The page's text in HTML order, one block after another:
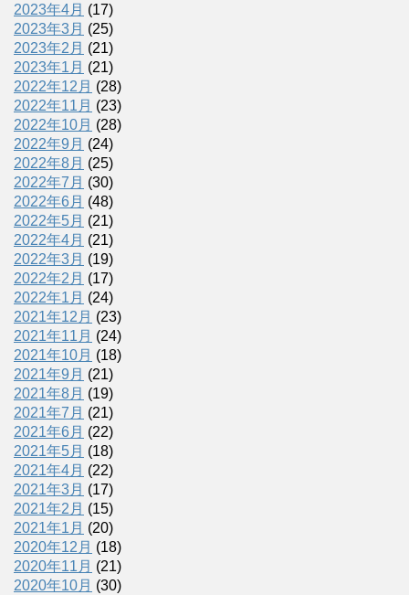
2023年4月 (17)
2023年3月 (25)
2023年2月 (21)
2023年1月 (21)
2022年12月 (28)
2022年11月 (23)
2022年10月 (28)
2022年9月 (24)
2022年8月 (25)
2022年7月 (30)
2022年6月 (48)
2022年5月 (21)
2022年4月 (21)
2022年3月 (19)
2022年2月 (17)
2022年1月 (24)
2021年12月 (23)
2021年11月 (24)
2021年10月 (18)
2021年9月 (21)
2021年8月 (19)
2021年7月 (21)
2021年6月 (22)
2021年5月 (18)
2021年4月 (22)
2021年3月 (17)
2021年2月 (15)
2021年1月 (20)
2020年12月 (18)
2020年11月 (21)
2020年10月 (30)